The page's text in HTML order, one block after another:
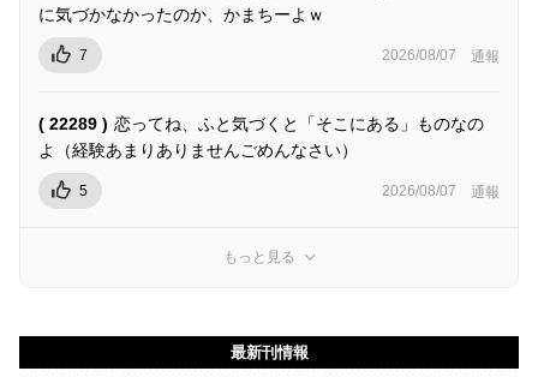
に気づかなかったのか、かまちーよｗ
7 2026/08/07 通報
( 22289 ) 恋ってね、ふと気づくと「そこにある」ものなの
よ（経験あまりありませんごめんなさい）
5 2026/08/07 通報
もっと見る
最新刊情報